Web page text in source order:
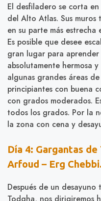
El desfiladero se corta
del Alto Atlas. Sus
en su parte más
Es posible que desee
gran lugar para aprender
absolutamente hermosa
algunas grandes áreas
principiantes con buena
con grados moderados.
todos los grados. Por la
la zona con cena y
Día 4: Gargantas
Arfoud – Erg
Después de un
Todgha, nos dirigiremos